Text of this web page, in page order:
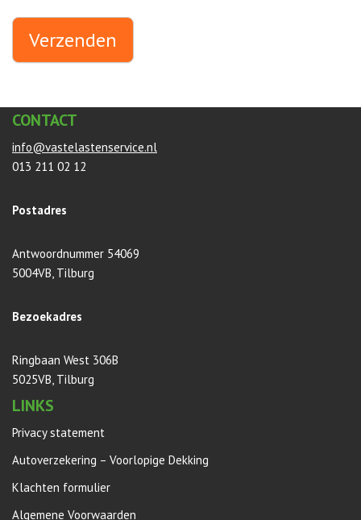
Verzenden
CONTACT
info@vastelastenservice.nl
013 211 02 12
Postadres
Antwoordnummer 54069
5004VB, Tilburg
Bezoekadres
Ringbaan West 306B
5025VB, Tilburg
LINKS
Privacy statement
Autoverzekering – Voorlopige Dekking
Klachten formulier
Algemene Voorwaarden